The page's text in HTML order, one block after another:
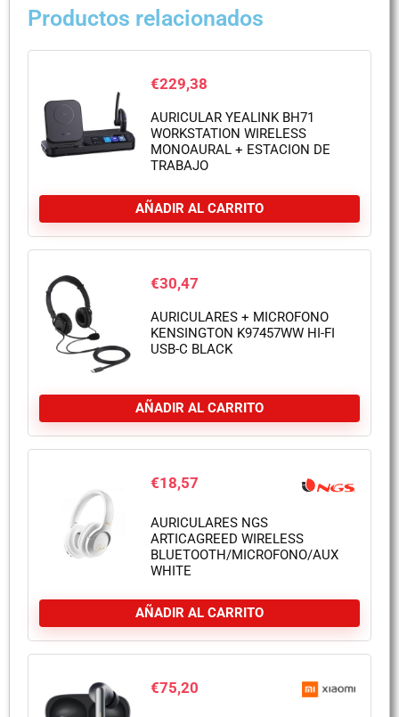
Productos relacionados
€229,38
AURICULAR YEALINK BH71
WORKSTATION WIRELESS
MONOAURAL + ESTACION DE
TRABAJO
AÑADIR AL CARRITO
€30,47
AURICULARES + MICROFONO
KENSINGTON K97457WW HI-FI
USB-C BLACK
AÑADIR AL CARRITO
€18,57
AURICULARES NGS
ARTICAGREED WIRELESS
BLUETOOTH/MICROFONO/AUX
WHITE
AÑADIR AL CARRITO
€75,20